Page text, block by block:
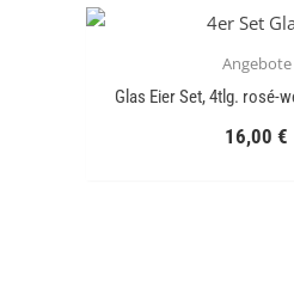
Angebote
Glas Eier Set, 4tlg. rosé-
16,00 €